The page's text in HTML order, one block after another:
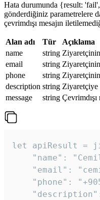
Hata durumunda {result:
gönderdiğiniz parametrelere
çevrimdışı mesajın
Alan adı Tür
Açıklama
name
string Ziyaretçinin
email
string
phone
string
description string Ziyaretçiye
message
string Çevrimdışı
let apiResult =
"name":
"email":
"phone":